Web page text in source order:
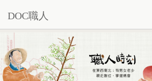
DOC職人